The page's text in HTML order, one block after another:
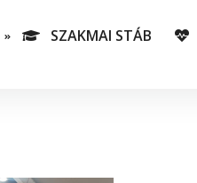
SZAKMAI STÁB